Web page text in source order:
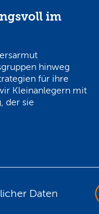
im
hinweg
für ihre
Kleinanlegern mit
der sie
Daten